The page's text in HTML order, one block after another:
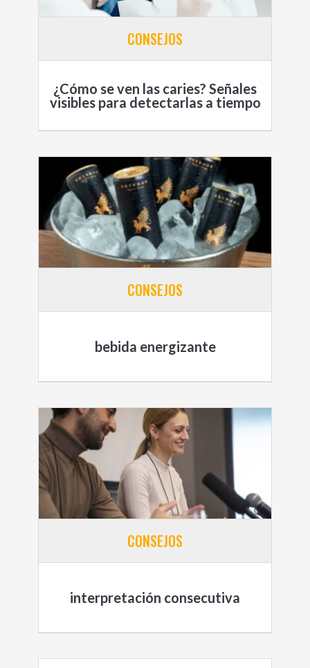
CONSEJOS
¿Cómo se ven las caries? Señales
visibles para detectarlas a tiempo
CONSEJOS
bebida energizante
CONSEJOS
interpretación consecutiva